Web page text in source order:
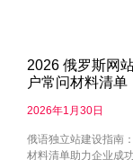
2026 俄罗斯网
户常问材料清单
2026年1月30日
俄语独立站建设指南
材料清单助力企业成